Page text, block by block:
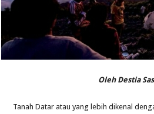
Oleh Destia
Tanah Datar atau yang lebih dikenal